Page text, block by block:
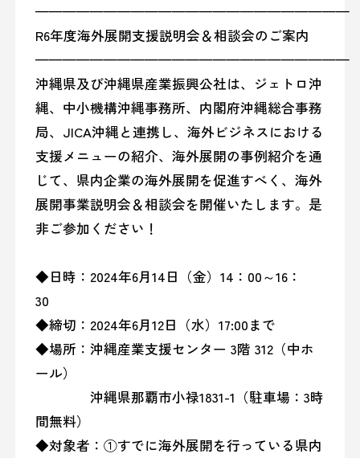
———————————————————————
R6年度海外展開支援説明会＆相談会のご案内
———————————————————————
沖縄県及び沖縄県産業振興公社は、ジェトロ沖
縄、中小機構沖縄事務所、内閣府沖縄総合事務
局、JICA沖縄と連携し、海外ビジネスにおける
支援メニューの紹介、海外展開の事例紹介を通
じて、県内企業の海外展開を促進すべく、海外
展開事業説明会＆相談会を開催いたします。是
非ご参加ください！
◆日時：2024年6月14日（金）14：00～16：
30
◆締切：2024年6月12日（水）17:00まで
◆場所：沖縄産業支援センター 3階 312（中ホ
ール）
沖縄県那覇市小禄1831-1（駐車場：3時
間無料）
◆対象者：①すでに海外展開を行っている県内